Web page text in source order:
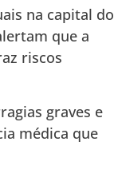
na capital do
que a
riscos
graves e
médica que